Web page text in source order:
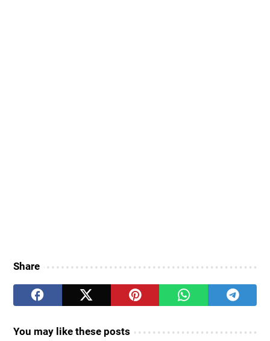
Share
You may like these posts